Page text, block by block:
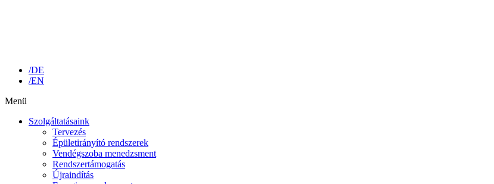
/DE
/EN
Menü
Szolgáltatásaink
Tervezés
Épületirányító rendszerek
Vendégszoba menedzsment
Rendszertámogatás
Újraindítás